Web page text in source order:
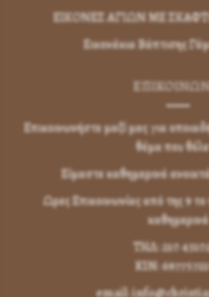
ΕΙΚΟΝΕΣ ΑΓΙΩΝ ΜΕ
Εικονάκια Βάπτισης
Επικοινωνήστε μαζί μας για
θέμα που
Είμαστε καθημερινά
Ωρες Επικοινωνίας από της 9
καθημερινά
ΤΗΛ: 210
KIN:
email: